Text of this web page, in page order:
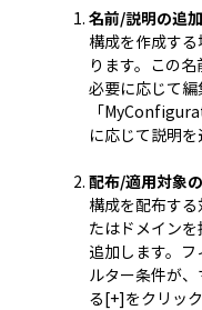
名前/説明の追加
構成を作成す
ります。この
必要に応じて
「
に応じて説明を
配布/適用対象
構成を配布す
たはドメイン
追加します。
ルター条件が
る[+]をクリッ